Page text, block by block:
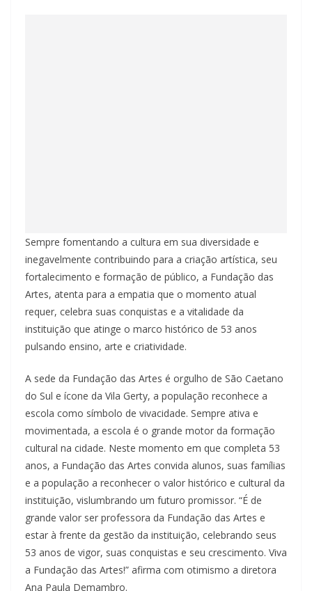
Sempre fomentando a cultura em sua diversidade e
inegavelmente contribuindo para a criação artística, seu
fortalecimento e formação de público, a Fundação das
Artes, atenta para a empatia que o momento atual
requer, celebra suas conquistas e a vitalidade da
instituição que atinge o marco histórico de 53 anos
pulsando ensino, arte e criatividade.
A sede da Fundação das Artes é orgulho de São Caetano
do Sul e ícone da Vila Gerty, a população reconhece a
escola como símbolo de vivacidade. Sempre ativa e
movimentada, a escola é o grande motor da formação
cultural na cidade. Neste momento em que completa 53
anos, a Fundação das Artes convida alunos, suas famílias
e a população a reconhecer o valor histórico e cultural da
instituição, vislumbrando um futuro promissor. “É de
grande valor ser professora da Fundação das Artes e
estar à frente da gestão da instituição, celebrando seus
53 anos de vigor, suas conquistas e seu crescimento. Viva
a Fundação das Artes!” afirma com otimismo a diretora
Ana Paula Demambro.